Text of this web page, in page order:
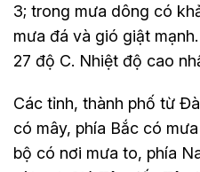
3; trong mưa dông có
mưa đá và gió giật
27 độ C. Nhiệt độ cao
Các tỉnh, thành phố từ
có mây, phía Bắc có
bộ có nơi mưa to, phía